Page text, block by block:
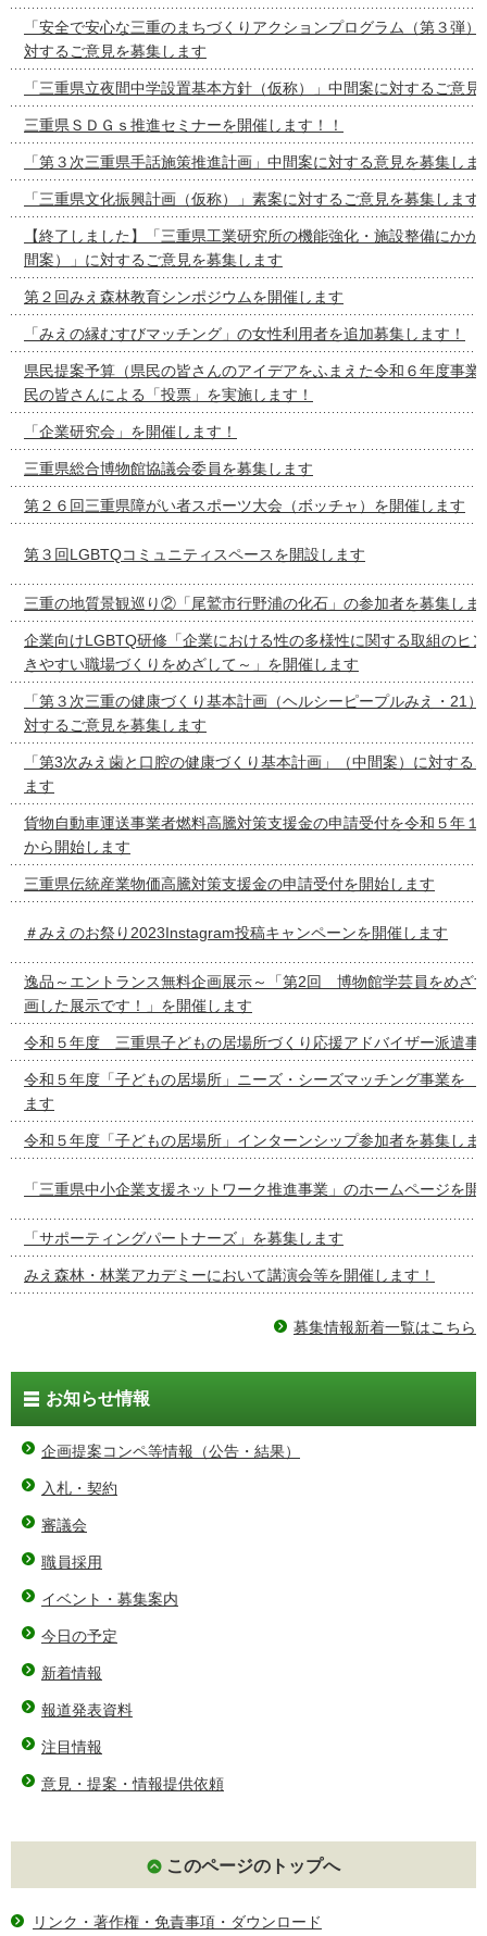
「安全で安心な三重のまちづくりアクションプログラム（第３弾
対するご意見を募集します
「三重県立夜間中学設置基本方針（仮称）」中間案に対するご意見
三重県ＳＤＧｓ推進セミナーを開催します！！
「第３次三重県手話施策推進計画」中間案に対する意見を募集しま
「三重県文化振興計画（仮称）」素案に対するご意見を募集します
【終了しました】「三重県工業研究所の機能強化・施設整備にか
間案）」に対するご意見を募集します
第２回みえ森林教育シンポジウムを開催します
「みえの縁むすびマッチング」の女性利用者を追加募集します！
県民提案予算（県民の皆さんのアイデアをふまえた令和６年度事業
民の皆さんによる「投票」を実施します！
「企業研究会」を開催します！
三重県総合博物館協議会委員を募集します
第２６回三重県障がい者スポーツ大会（ボッチャ）を開催します
第３回LGBTQコミュニティスペースを開設します
三重の地質景観巡り②「尾鷲市行野浦の化石」の参加者を募集しま
企業向けLGBTQ研修「企業における性の多様性に関する取組のヒ
きやすい職場づくりをめざして～」を開催します
「第３次三重の健康づくり基本計画（ヘルシーピープルみえ・21
対するご意見を募集します
「第3次みえ歯と口腔の健康づくり基本計画」（中間案）に対する
ます
貨物自動車運送事業者燃料高騰対策支援金の申請受付を令和５年１
から開始します
三重県伝統産業物価高騰対策支援金の申請受付を開始します
＃みえのお祭り2023Instagram投稿キャンペーンを開催します
逸品～エントランス無料企画展示～「第2回 博物館学芸員をめざ
画した展示です！」を開催します
令和５年度 三重県子どもの居場所づくり応援アドバイザー派遣事
令和５年度「子どもの居場所」ニーズ・シーズマッチング
ます
令和５年度「子どもの居場所」インターンシップ参加者を募集しま
「三重県中小企業支援ネットワーク推進事業」のホームページを開
「サポーティングパートナーズ」を募集します
みえ森林・林業アカデミーにおいて講演会等を開催します！
募集情報新着一覧はこちら
お知らせ情報
企画提案コンペ等情報（公告・結果）
入札・契約
審議会
職員採用
イベント・募集案内
今日の予定
新着情報
報道発表資料
注目情報
意見・提案・情報提供依頼
このページのトップへ
リンク・著作権・免責事項・ダウンロード